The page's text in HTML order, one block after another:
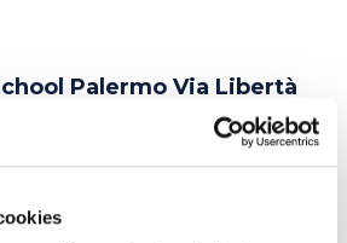
Palermo Via Libertà
191, C-D-E 091 306962